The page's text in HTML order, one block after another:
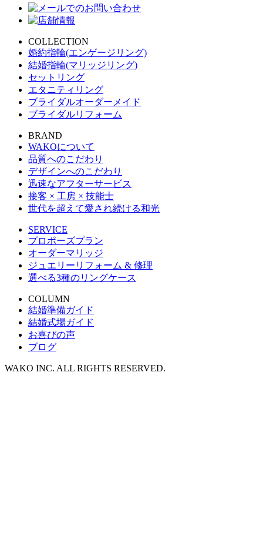
COLLECTION
婚約指輪(エンゲージリング)
結婚指輪(マリッジリング)
セットリング
エタニティリング
ブライダルオーダーメイド
ブライダルリフォーム
BRAND
WAKOについて
品質へのこだわり
デザインへのこだわり
迅速なアフターサービス
接客 × 工房 × 技能士
世代を超えて愛され続ける和光
SERVICE
プロポーズプラン
オーダーマリッジ
ジュエリーリフォーム & 修理
選べる3種のリングケース
COLUMN
結婚準備ガイド
結婚式場ガイド
お喜びの声
ブログ
WAKO INC. ALL RIGHTS RESERVED.